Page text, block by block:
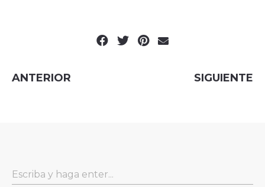
ANTERIOR SIGUIENTE